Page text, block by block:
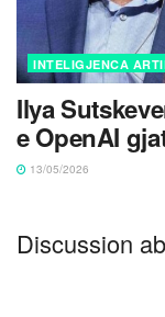
INTELIGJENCA
Ilya
e OpenAI
13/05/2026
Discussion